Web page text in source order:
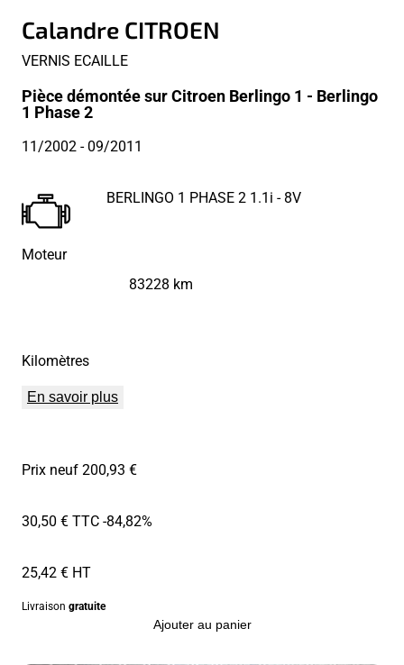
Calandre CITROEN
VERNIS ECAILLE
Pièce démontée sur Citroen Berlingo 1 - Berlingo
1 Phase 2
11/2002 - 09/2011
Moteur
BERLINGO 1 PHASE 2 1.1i - 8V
Kilomètres
83228 km
En savoir plus
Prix neuf 200,93 €
30,50 € TTC-84,82%
25,42 € HT
Livraison gratuite
Ajouter au panier